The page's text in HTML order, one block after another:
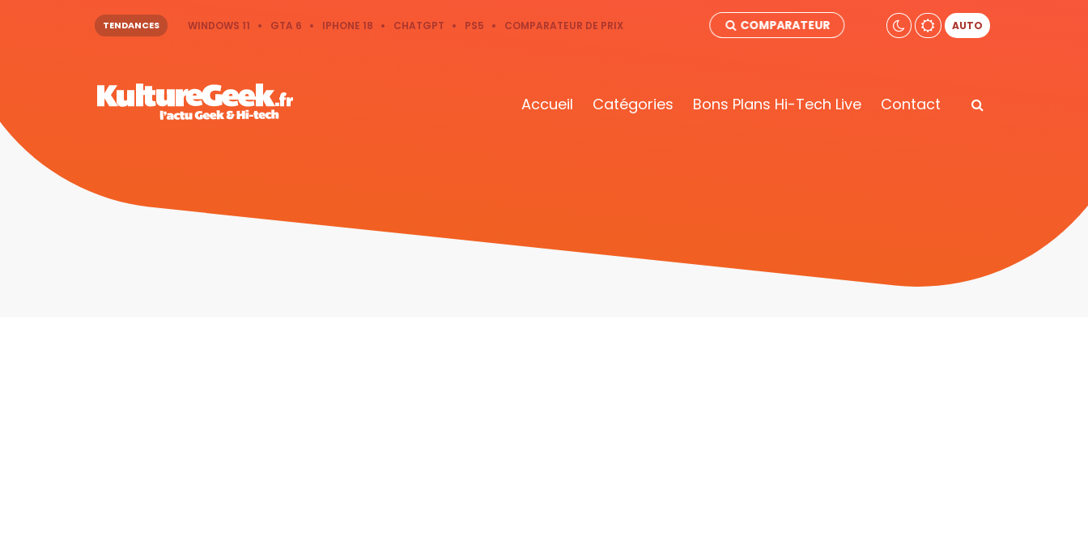
TENDANCES WINDOWS 11 GTA 6 IPHONE 18 CHATGPT PS5 COMPARATEUR DE PRIX COMPARATEUR AUTO
Accueil Catégories Bons Plans Hi-Tech Live Contact